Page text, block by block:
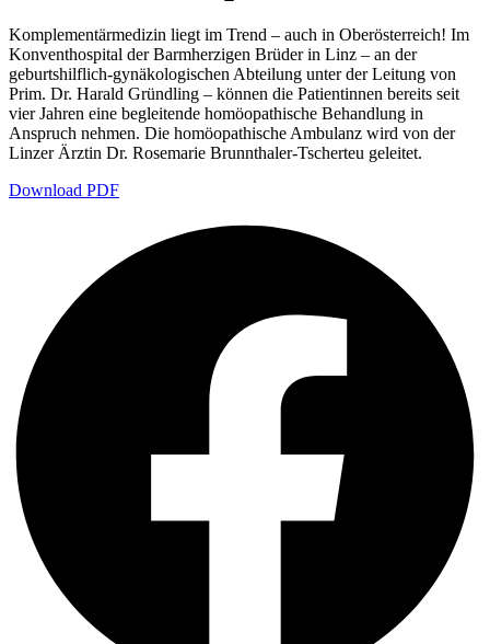
Komplementärmedizin liegt im Trend – auch in Oberösterreich! Im
Konventhospital der Barmherzigen Brüder in Linz – an der
geburtshilflich-gynäkologischen Abteilung unter der Leitung von
Prim. Dr. Harald Gründling – können die Patientinnen bereits seit
vier Jahren eine begleitende homöopathische Behandlung in
Anspruch nehmen. Die homöopathische Ambulanz wird von der
Linzer Ärztin Dr. Rosemarie Brunnthaler-Tscherteu geleitet.
Download PDF